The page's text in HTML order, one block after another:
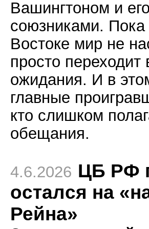
Вашингтоном и
союзниками.
Востоке мир не
просто
ожидания. И в
главные
кто слишком
обещания.
4.6.2026 ЦБ РФ
остался на
Рейна»